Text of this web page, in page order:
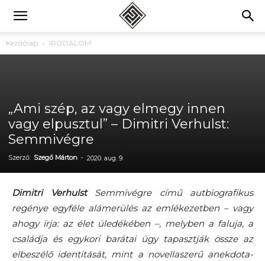
Kezdőlap IRODALOM
„Ami szép, az vagy elmegy innen
vagy elpusztul” – Dimitri Verhulst:
Semmivégre
Szerző: Szegő Márton - 2020. aug. 9.
Dimitri VerhulstSemmivégre című autbiografikus
regénye egyféle alámerülés az emlékezetben – vagy
ahogy írja: az élet üledékében –, melyben a faluja, a
családja és egykori barátai úgy tapasztják össze az
elbeszélő identitását, mint a novellaszerű anekdota-